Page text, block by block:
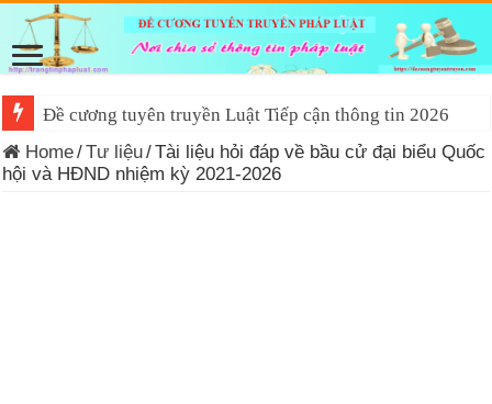
Đề cương tuyên truyền Luật Tiếp cận thông tin 2026
Home/Tư liệu/Tài liệu hỏi đáp về bầu cử đại biểu Quốc
hội và HĐND nhiệm kỳ 2021-2026